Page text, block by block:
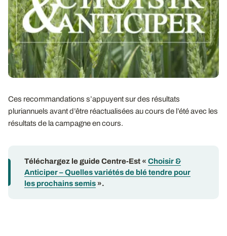
Ces recommandations s’appuyent sur des résultats
pluriannuels avant d’être réactualisées au cours de l’été avec les
résultats de la campagne en cours.
Téléchargez le guide Centre-Est « Choisir &
Anticiper – Quelles variétés de blé tendre pour
les prochains semis ».